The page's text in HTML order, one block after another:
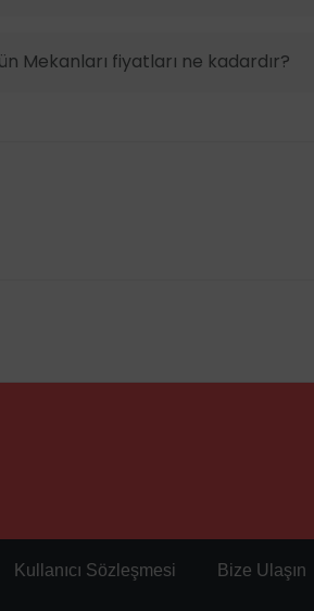
Mekanları fiyatları ne kadardır?
Kullanıcı Sözleşmesi Bize Ulaşın